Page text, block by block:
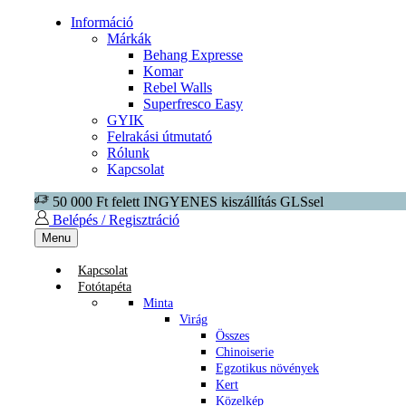
Információ
Márkák
Behang Expresse
Komar
Rebel Walls
Superfresco Easy
GYIK
Felrakási útmutató
Rólunk
Kapcsolat
50 000 Ft felett INGYENES kiszállítás GLSsel
Belépés / Regisztráció
Menu
Kapcsolat
Fotótapéta
Minta
Virág
Összes
Chinoiserie
Egzotikus növények
Kert
Közelkép